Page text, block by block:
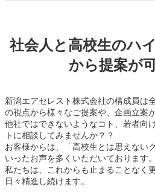
社会人と高校生のハ
から提案が
新潟エアセレスト株式会社の構成員は
の視点から様々なご提案や、企画立案
他社ではできないようなコト、若者向
トに相談してみませんか？？
お客様からは、「高校生とは思えない
いったお声を多くいただいております。
私たちは、これからも止まることなく
日々精進し続けます。